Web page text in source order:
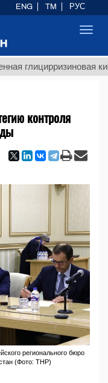
кислота
контроля
регионального бюро
(Фото: ТНР)
ENG TM РУС